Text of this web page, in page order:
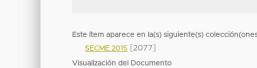
Este ítem aparece en la(s) siguiente(s)
SECME 2015
[2077]
Visualización del Documento